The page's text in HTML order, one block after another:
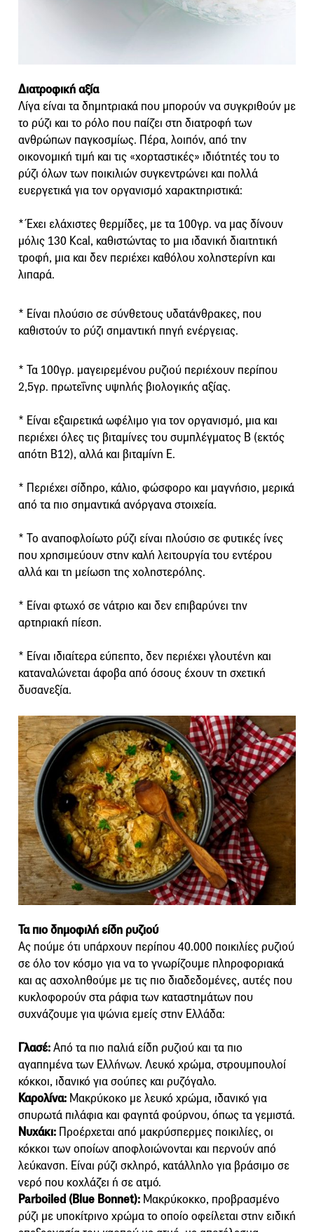
Διατροφική αξία
Λίγα είναι τα δημητριακά που μπορούν να συγκριθούν με
το ρύζι και το ρόλο που παίζει στη διατροφή των
ανθρώπων παγκοσμίως. Πέρα, λοιπόν, από την
οικονομική τιμή και τις «χορταστικές» ιδιότητές του το
ρύζι όλων των ποικιλιών συγκεντρώνει και πολλά
ευεργετικά για τον οργανισμό χαρακτηριστικά:
* Έχει ελάχιστες θερμίδες, με τα 100γρ. να μας δίνουν
μόλις 130 Kcal, καθιστώντας το μια ιδανική διαιτητική
τροφή, μια και δεν περιέχει καθόλου χοληστερίνη και
λιπαρά.
* Είναι πλούσιο σε σύνθετους υδατάνθρακες, που
καθιστούν το ρύζι σημαντική πηγή ενέργειας.
* Τα 100γρ. μαγειρεμένου ρυζιού περιέχουν περίπου
2,5γρ. πρωτεΐνης υψηλής βιολογικής αξίας.
* Είναι εξαιρετικά ωφέλιμο για τον οργανισμό, μια και
περιέχει όλες τις βιταμίνες του συμπλέγματος Β (εκτός
απότη Β12), αλλά και βιταμίνη Ε.
* Περιέχει σίδηρο, κάλιο, φώσφορο και μαγνήσιο, μερικά
από τα πιο σημαντικά ανόργανα στοιχεία.
* Το αναποφλοίωτο ρύζι είναι πλούσιο σε φυτικές ίνες
που χρησιμεύουν στην καλή λειτουργία του εντέρου
αλλά και τη μείωση της χοληστερόλης.
* Είναι φτωχό σε νάτριο και δεν επιβαρύνει την
αρτηριακή πίεση.
* Είναι ιδιαίτερα εύπεπτο, δεν περιέχει γλουτένη και
καταναλώνεται άφοβα από όσους έχουν τη σχετική
δυσανεξία.
Τα πιο δημοφιλή είδη ρυζιού
Ας πούμε ότι υπάρχουν περίπου 40.000 ποικιλίες ρυζιού
σε όλο τον κόσμο για να το γνωρίζουμε πληροφοριακά
και ας ασχοληθούμε με τις πιο διαδεδομένες, αυτές που
κυκλοφορούν στα ράφια των καταστημάτων που
συχνάζουμε για ψώνια εμείς στην Ελλάδα:
Γλασέ:Από τα πιο παλιά είδη ρυζιού και τα πιο
αγαπημένα των Ελλήνων. Λευκό χρώμα, στρουμπουλοί
κόκκοι, ιδανικό για σούπες και ρυζόγαλο.
Καρολίνα: Μακρύκοκο με λευκό χρώμα, ιδανικό για
σπυρωτά πιλάφια και φαγητά φούρνου, όπως τα γεμιστά.
Νυχάκι: Προέρχεται από μακρύσπερμες ποικιλίες, οι
κόκκοι των οποίων αποφλοιώνονται και περνούν από
λεύκανση. Είναι ρύζι σκληρό, κατάλληλο για βράσιμο σε
νερό που κοχλάζει ή σε ατμό.
Parboiled (Blue Bonnet): Μακρύκοκκο, προβρασμένο
ρύζι με υποκίτρινο χρώμα το οποίο οφείλεται στην ειδική